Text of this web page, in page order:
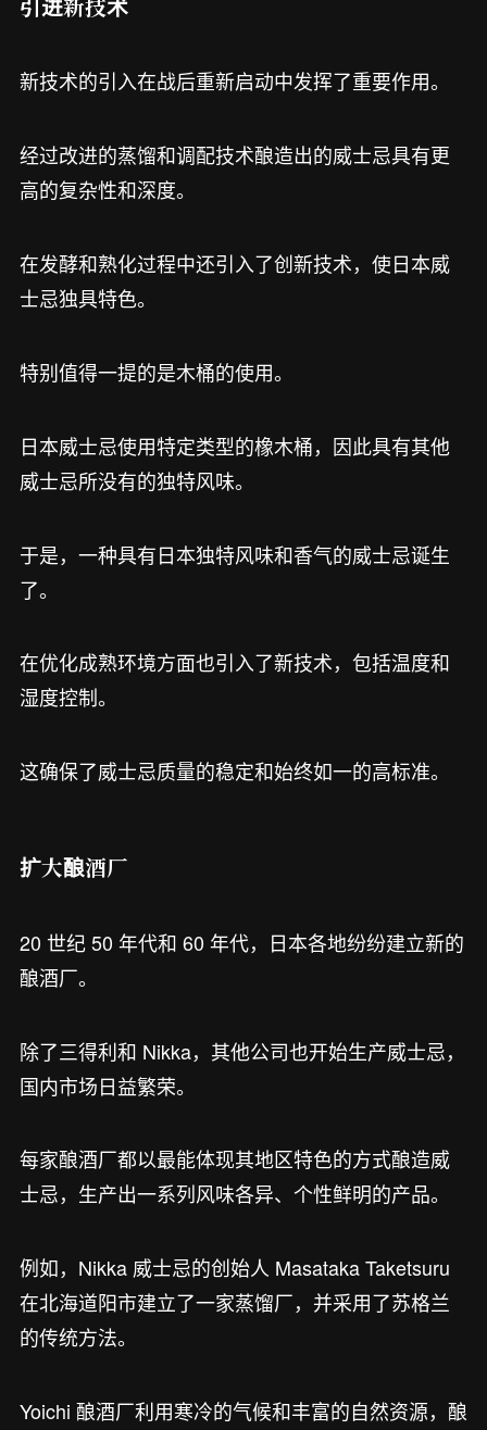
新技术的引入在战后重新启动中发挥了重要作用。
经过改进的蒸馏和调配技术酿造出的威士忌具有更
高的复杂性和深度。
在发酵和熟化过程中还引入了创新技术，使日本威
士忌独具特色。
特别值得一提的是木桶的使用。
日本威士忌使用特定类型的橡木桶，因此具有其他
威士忌所没有的独特风味。
于是，一种具有日本独特风味和香气的威士忌诞生
了。
在优化成熟环境方面也引入了新技术，包括温度和
湿度控制。
这确保了威士忌质量的稳定和始终如一的高标准。
扩大酿酒厂
20 世纪 50 年代和 60 年代，日本各地纷纷建立新的
酿酒厂。
除了三得利和 Nikka，其他公司也开始生产威士忌，
国内市场日益繁荣。
每家酿酒厂都以最能体现其地区特色的方式酿造威
士忌，生产出一系列风味各异、个性鲜明的产品。
例如，Nikka 威士忌的创始人 Masataka Taketsuru
在北海道阳市建立了一家蒸馏厂，并采用了苏格兰
的传统方法。
Yoichi 酿酒厂利用寒冷的气候和丰富的自然资源，酿